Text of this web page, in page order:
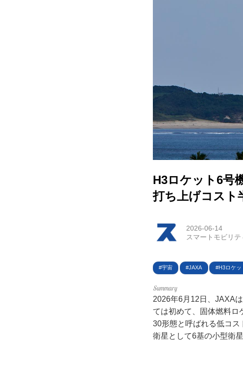
EV
電動バイク
電動キック
テクノロジ
運営会社
利用規約
ライター名
お問い合せ
H3ロケット6号
打ち上げコスト
2026-06-14
スマートモビリテ
宇宙 JAXA H3ロケッ
2026年6月12日、JAXA
ては初めて、固体燃料ロ
30形態と呼ばれる低コス
衛星として6基の小型衛